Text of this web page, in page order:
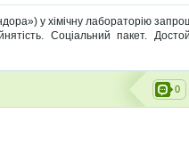
у хімічну лабораторію
Соціальний пакет.
0